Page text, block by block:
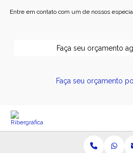
Entre em contato com um de nossos
Faça seu orçamento
Faça seu orçamento